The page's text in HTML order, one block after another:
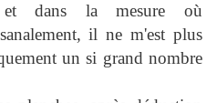
dans la mesure où
il ne m'est plus
un si grand nombre